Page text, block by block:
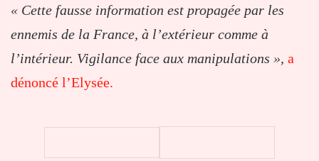
« Cette fausse information est propagée par les
ennemis de la France, à l’extérieur comme à
l’intérieur. Vigilance face aux manipulations », a
dénoncé l’Elysée.